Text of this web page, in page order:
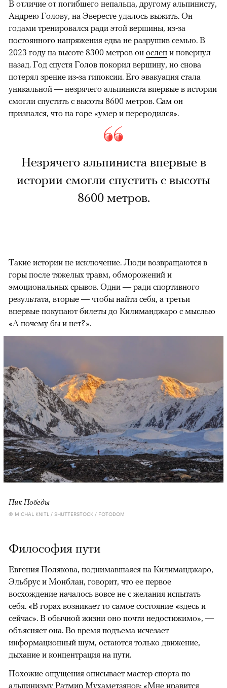
В отличие от погибшего непальца, другому альпинисту,
Андрею Голову, на Эвересте удалось выжить. Он
годами тренировался ради этой вершины, из-за
постоянного напряжения едва не разрушив семью. В
2023 году на высоте 8300 метров он ослеп и повернул
назад. Год спустя Голов покорил вершину, но снова
потерял зрение из-за гипоксии. Его эвакуация стала
уникальной — незрячего альпиниста впервые в истории
смогли спустить с высоты 8600 метров. Сам он
признался, что на горе «умер и переродился».
Незрячего альпиниста впервые в
истории смогли спустить с высоты
8600 метров.
Такие истории не исключение. Люди возвращаются в
горы после тяжелых травм, обморожений и
эмоциональных срывов. Одни — ради спортивного
результата, вторые — чтобы найти себя, а третьи
впервые покупают билеты до Килиманджаро с мыслью
«А почему бы и нет?».
Пик Победы
© MICHAL KNITL / SHUTTERSTOCK / FOTODOM
Философия пути
Евгения Полякова, поднимавшаяся на Килиманджаро,
Эльбрус и Монблан, говорит, что ее первое
восхождение началось вовсе не с желания испытать
себя. «В горах возникает то самое состояние «здесь и
сейчас». В обычной жизни оно почти недостижимо», —
объясняет она. Во время подъема исчезает
информационный шум, остаются только движение,
дыхание и концентрация на пути.
Похожие ощущения описывает мастер спорта по
альпинизму Ратмир Мухаметзянов: «Мне нравится